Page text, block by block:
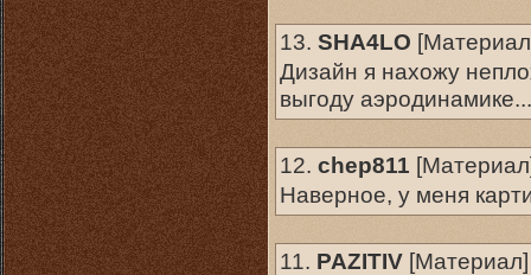
13. SHA4LO [Материал
Дизайн я нахожу
выгоду
12. chep811 [Материал
Наверное, у меня
11. PAZITIV [Материал]